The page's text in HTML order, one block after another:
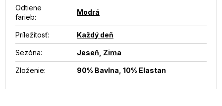
Odtiene
farieb:
Modrá
Príležitosť: Každý deň
Sezóna: Jeseň Zima
Zloženie: 90% Bavlna, 10% Elastan